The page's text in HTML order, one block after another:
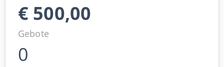
€ 500,00
Gebote
0